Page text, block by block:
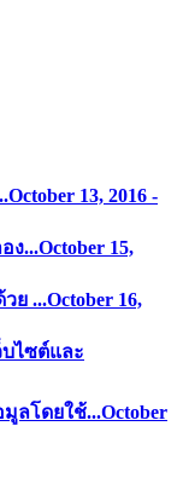
October 13, 2016 -
ง...October 15,
วย ...October 16,
บไซต์และ
มูลโดยใช้...October